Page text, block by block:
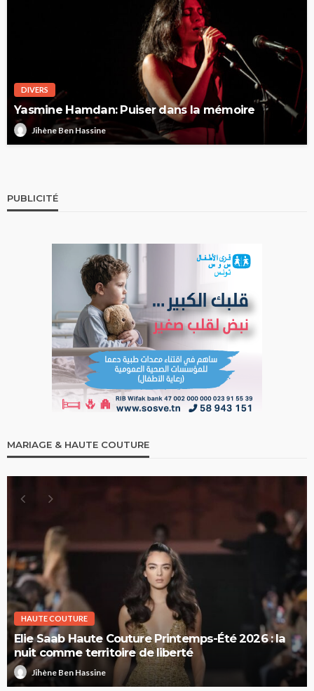
DIVERS
Yasmine Hamdan: Puiser dans la mémoire
Jihène Ben Hassine
PUBLICITÉ
MARIAGE & HAUTE COUTURE
HAUTE COUTURE
Elie Saab Haute Couture Printemps-Été 2026 : la
nuit comme territoire de liberté
Jihène Ben Hassine